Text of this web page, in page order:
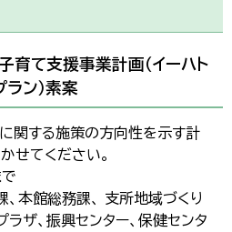
育て支援事業計画（イーハト
ン）素案
関する施策の方向性を示す計
せてください。
で
、本館総務課、 支所地域づくり
ラザ、振興センター、保健センタ